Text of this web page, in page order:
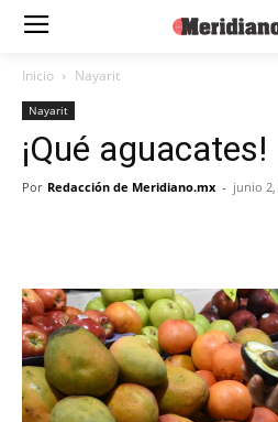
Inicio Nayarit
Nayarit
¡Qué aguacates!
Por Redacción de Meridiano.mx - junio 2,